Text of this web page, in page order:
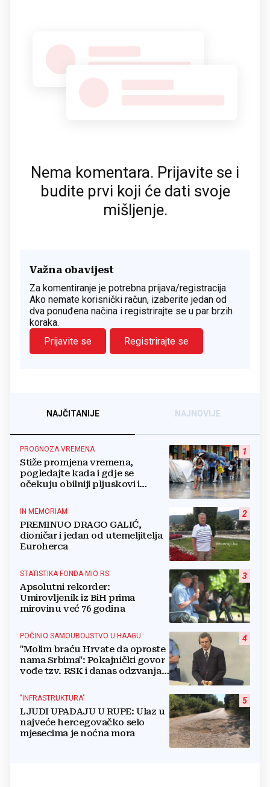
Nema komentara. Prijavite se i
budite prvi koji će dati svoje
mišljenje.
Važna obavijest
Za komentiranje je potrebna prijava/registracija.
Ako nemate korisnički račun, izaberite jedan od
dva ponuđena načina i registrirajte se u par brzih
koraka.
Prijavite se
Registrirajte se
NAJČITANIJE NAJNOVIJE
1
PROGNOZA VREMENA
Stiže promjena vremena,
pogledajte kada i gdje se
očekuju obilniji pljuskovi i
2
IN MEMORIAM
PREMINUO DRAGO GALIĆ,
dioničar i jedan od utemeljitelja
Euroherca
3
STATISTIKA FONDA MIO RS
Apsolutni rekorder:
Umirovljenik iz BiH prima
mirovinu već 76 godina
4
POČINIO SAMOUBOJSTVO U HAAGU
"Molim braću Hrvate da oproste
nama Srbima": Pokajnički govor
vođe tzv. RSK i danas odzvanja
5
"INFRASTRUKTURA"
LJUDI UPADAJU U RUPE: Ulaz u
najveće hercegovačko selo
mjesecima je noćna mora